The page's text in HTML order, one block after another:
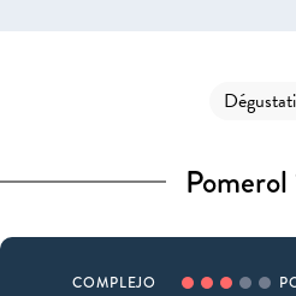
Pomerol
COMPLEJO